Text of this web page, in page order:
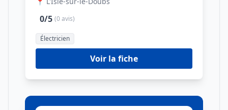
0/5 (0 avis)
Électricien
Voir la fiche